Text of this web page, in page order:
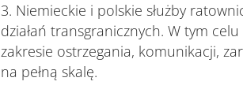
3. Niemieckie i polskie służby
działań transgranicznych. W tym
zakresie ostrzegania, komunikacji,
na pełną skalę.